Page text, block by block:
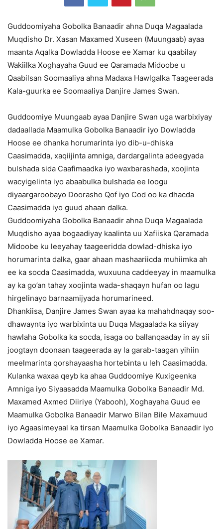
Guddoomiyaha Gobolka Banaadir ahna Duqa Magaalada
Muqdisho Dr. Xasan Maxamed Xuseen (Muungaab) ayaa
maanta Aqalka Dowladda Hoose ee Xamar ku qaabilay
Wakiilka Xoghayaha Guud ee Qaramada Midoobe u
Qaabilsan Soomaaliya ahna Madaxa Hawlgalka Taageerada
Kala-guurka ee Soomaaliya Danjire James Swan.
Guddoomiye Muungaab ayaa Danjire Swan uga warbixiyay
dadaallada Maamulka Gobolka Banaadir iyo Dowladda
Hoose ee dhanka horumarinta iyo dib-u-dhiska
Caasimadda, xaqiijinta amniga, dardargalinta adeegyada
bulshada sida Caafimaadka iyo waxbarashada, xoojinta
wacyigelinta iyo abaabulka bulshada ee loogu
diyaargaroobayo Doorasho Qof iyo Cod oo ka dhacda
Caasimadda iyo guud ahaan dalka.
Guddoomiyaha Gobolka Banaadir ahna Duqa Magaalada
Muqdisho ayaa bogaadiyay kaalinta uu Xafiiska Qaramada
Midoobe ku leeyahay taageeridda dowlad-dhiska iyo
horumarinta dalka, gaar ahaan mashaariicda muhiimka ah
ee ka socda Caasimadda, wuxuuna caddeeyay in maamulka
ay ka go’an tahay xoojinta wada-shaqayn hufan oo lagu
hirgelinayo barnaamijyada horumarineed.
Dhankiisa, Danjire James Swan ayaa ka mahahdnaqay soo-
dhawaynta iyo warbixinta uu Duqa Magaalada ka siiyay
hawlaha Gobolka ka socda, isaga oo ballanqaaday in ay sii
joogtayn doonaan taageerada ay la garab-taagan yihiin
meelmarinta qorshayaasha hortebinta u leh Caasimadda.
Kulanka waxaa qeyb ka ahaa Guddoomiye Kuxigeenka
Amniga iyo Siyaasadda Maamulka Gobolka Banaadir Md.
Maxamed Axmed Diiriye (Yabooh), Xoghayaha Guud ee
Maamulka Gobolka Banaadir Marwo Bilan Bile Maxamuud
iyo Agaasimeyaal ka tirsan Maamulka Gobolka Banaadir iyo
Dowladda Hoose ee Xamar.